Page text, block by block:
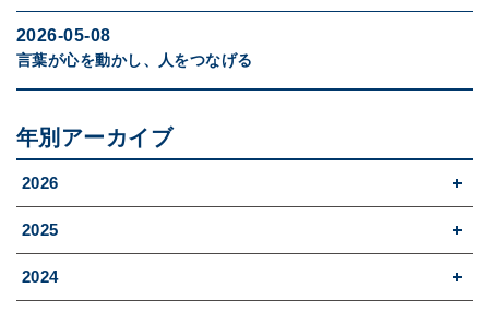
2026-05-08
言葉が心を動かし、人をつなげる
年別アーカイブ
2026
2025
2024